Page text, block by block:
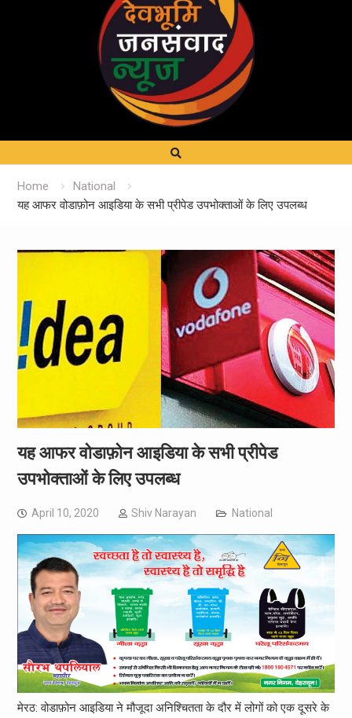
Home
National
यह आफर वोडाफ़ोन आइडिया के सभी प्रीपेड उपभोक्ताओं के लिए उपलब्ध
यह आफर वोडाफ़ोन आइडिया के सभी प्रीपेड
उपभोक्ताओं के लिए उपलब्ध
April 10, 2020 Shiv Narayan National
मेरठ: वोडाफ़ोन आइडिया ने मौजूदा अनिश्चितता के दौर में लोगों को एक दूसरे के